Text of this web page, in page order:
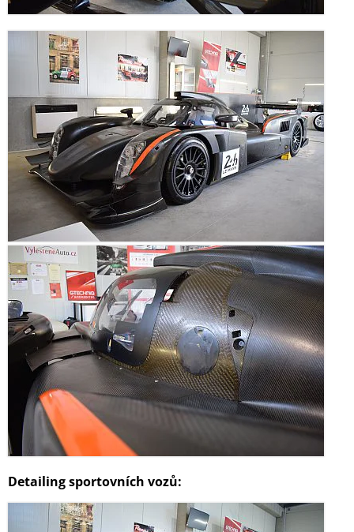
Detailing sportovních vozů: